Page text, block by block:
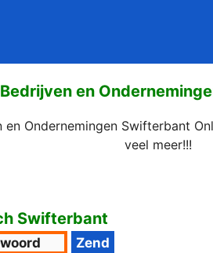
Bedrijven en
Ondernemingen Swifterbant
veel meer!!!
Swifterbant